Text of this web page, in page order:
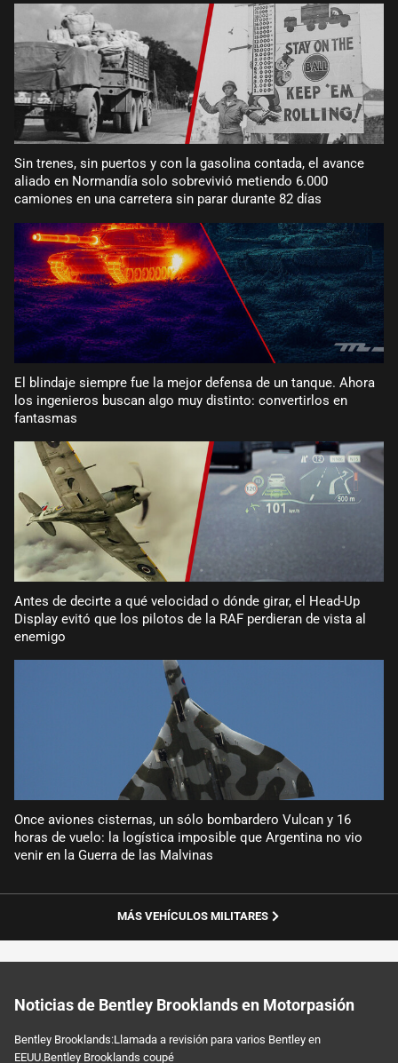
Sin trenes, sin puertos y con la gasolina contada, el avance
aliado en Normandía solo sobrevivió metiendo 6.000
camiones en una carretera sin parar durante 82 días
El blindaje siempre fue la mejor defensa de un tanque. Ahora
los ingenieros buscan algo muy distinto: convertirlos en
fantasmas
Antes de decirte a qué velocidad o dónde girar, el Head-Up
Display evitó que los pilotos de la RAF perdieran de vista al
enemigo
Once aviones cisternas, un sólo bombardero Vulcan y 16
horas de vuelo: la logística imposible que Argentina no vio
venir en la Guerra de las Malvinas
MÁS VEHÍCULOS MILITARES
Noticias de Bentley Brooklands en Motorpasión
Bentley Brooklands:Llamada a revisión para varios Bentley en
EEUU.Bentley Brooklands coupé